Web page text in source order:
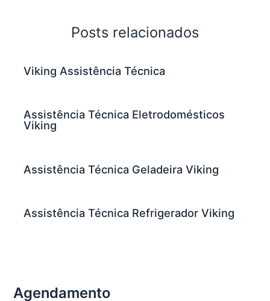
Posts relacionados
Viking Assistência Técnica
Assistência Técnica Eletrodomésticos
Viking
Assistência Técnica Geladeira Viking
Assistência Técnica Refrigerador Viking
Agendamento